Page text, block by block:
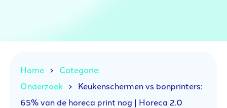
Home
Categorie:
Onderzoek
Keukenschermen vs bonprinters:
65% van de horeca print nog | Horeca 2.0